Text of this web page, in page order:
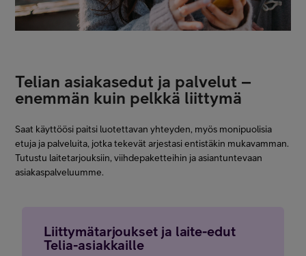
Telian asiakasedut ja palvelut –
enemmän kuin pelkkä liittymä
Saat käyttöösi paitsi luotettavan yhteyden, myös monipuolisia
etuja ja palveluita, jotka tekevät arjestasi entistäkin mukavamman.
Tutustu laitetarjouksiin, viihdepaketteihin ja asiantuntevaan
asiakaspalveluumme.
Liittymätarjoukset ja laite-edut
Telia-asiakkaille